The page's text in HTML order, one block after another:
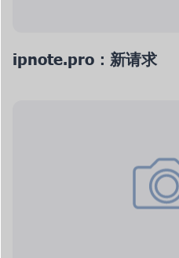
ipnote.pro：新请求